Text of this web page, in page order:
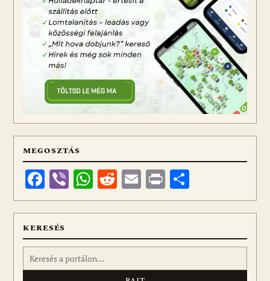
MEGOSZTÁS
Facebook
ViberWhatsApp
Reddit
Email
Print
meg
KERESÉS
Keresés: